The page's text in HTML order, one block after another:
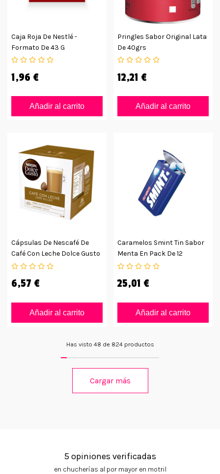
Caja Roja De Nestlé -
Formato De 43 G
1,96 €
Añadir al carrito
Pringles Sabor Original Lata
De 40grs
12,21 €
Añadir al carrito
Cápsulas De Nescafé De
Café Con Leche Dolce Gusto
6,57 €
Añadir al carrito
Caramelos Smint Tin Sabor
Menta En Pack De 12
Unidades
25,01 €
Añadir al carrito
Has visto 48 de 824 productos
Cargar más
5 opiniones verificadas
en chucherías al por mayor en motril